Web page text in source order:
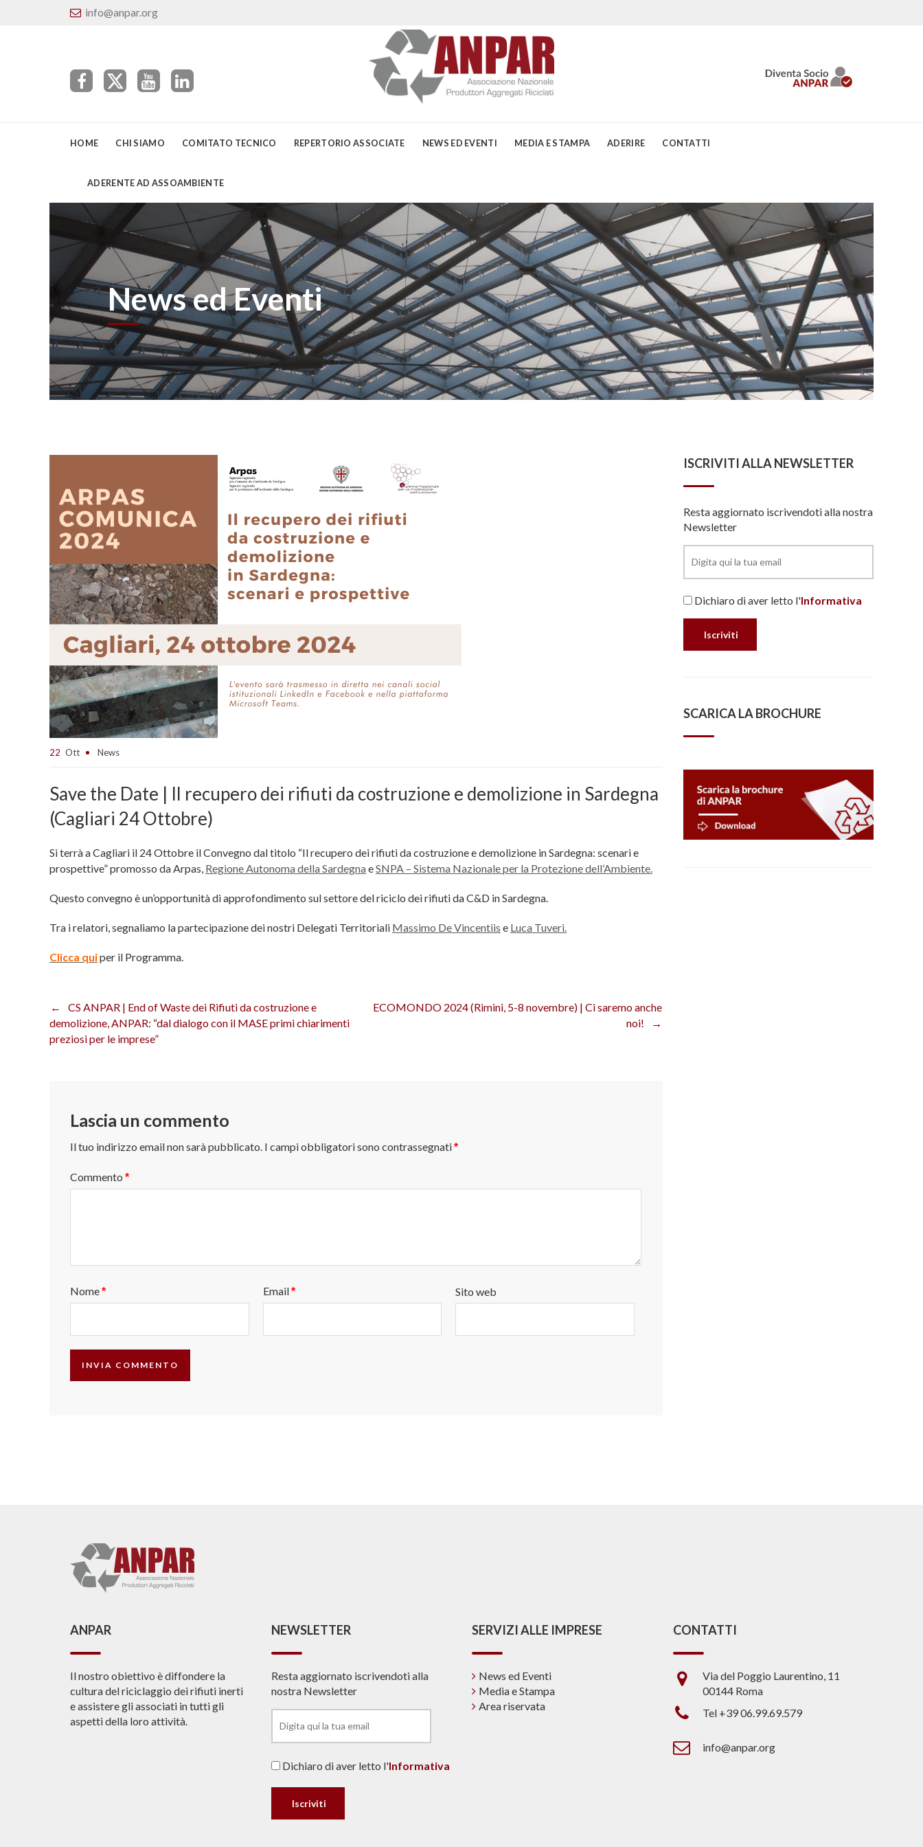
info@anpar.org
HOME CHI SIAMO COMITATO TECNICO REPERTORIO ASSOCIATE NEWS ED EVENTI MEDIA E STAMPA ADERIRE CONTATTI
ADERENTE AD ASSOAMBIENTE
News ed Eventi
22 Ott News
Save the Date | Il recupero dei rifiuti da costruzione e demolizione in Sardegna
(Cagliari 24 Ottobre)
Si terrà a Cagliari il 24 Ottobre il Convegno dal titolo “Il recupero dei rifiuti da costruzione e demolizione in Sardegna: scenari e
prospettive” promosso da Arpas, Regione Autonoma della SardegnaeSNPA – Sistema Nazionale per la Protezione dell’Ambiente.
Questo convegno è un’opportunità di approfondimento sul settore del riciclo dei rifiuti da C&D in Sardegna.
Tra i relatori, segnaliamo la partecipazione dei nostri Delegati Territoriali Massimo De Vincentiis e Luca Tuveri.
Clicca quiper il Programma.
Navigazione
articoli
CS ANPAR | End of Waste dei Rifiuti da costruzione e
demolizione, ANPAR: “dal dialogo con il MASE primi chiarimenti
preziosi per le imprese”
ECOMONDO 2024 (Rimini, 5-8 novembre) | Ci saremo anche
noi!
Lascia un commento
Il tuo indirizzo email non sarà pubblicato. I campi obbligatori sono contrassegnati*
Commento *
Nome* Email* Sito web
ISCRIVITI ALLA NEWSLETTER
Resta aggiornato iscrivendoti alla nostra
Newsletter
Dichiaro di aver letto l'Informativa
SCARICA LA BROCHURE
ANPAR
Il nostro obiettivo è diffondere la
cultura del riciclaggio dei rifiuti inerti
e assistere gli associati in tutti gli
aspetti della loro attività.
NEWSLETTER
Resta aggiornato iscrivendoti alla
nostra Newsletter
Dichiaro di aver letto l'Informativa
SERVIZI ALLE IMPRESE
News ed Eventi
Media e Stampa
Area riservata
CONTATTI
Via del Poggio Laurentino, 11
00144 Roma
Tel +39 06.99.69.579
info@anpar.org